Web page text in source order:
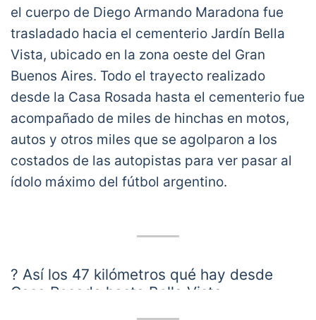
el cuerpo de Diego Armando Maradona fue
trasladado hacia el cementerio Jardín Bella
Vista, ubicado en la zona oeste del Gran
Buenos Aires. Todo el trayecto realizado
desde la Casa Rosada hasta el cementerio fue
acompañado de miles de hinchas en motos,
autos y otros miles que se agolparon a los
costados de las autopistas para ver pasar al
ídolo máximo del fútbol argentino.
? Así los 47 kilómetros qué hay desde
Casa Rosada hasta Bella Vista.